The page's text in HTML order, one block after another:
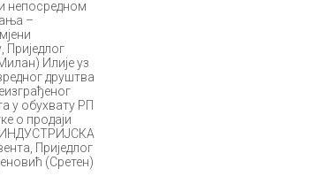
непосредном
–
Илије уз
друштва
у обухвату РП
о продаји
„ИНДУСТРИЈСКА
Приједлог
(Сретен)